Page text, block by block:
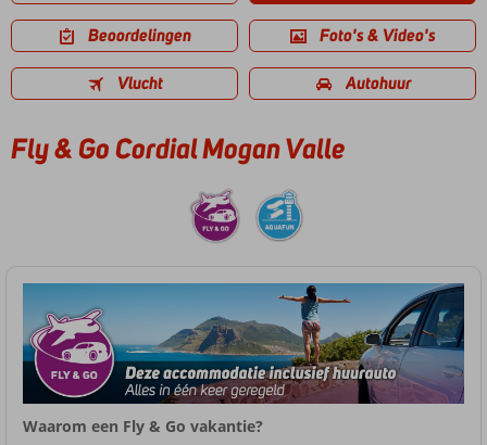
Beoordelingen Foto's & Video's
Vlucht Autohuur
Fly & Go Cordial Mogan Valle
Waarom een Fly & Go vakantie?